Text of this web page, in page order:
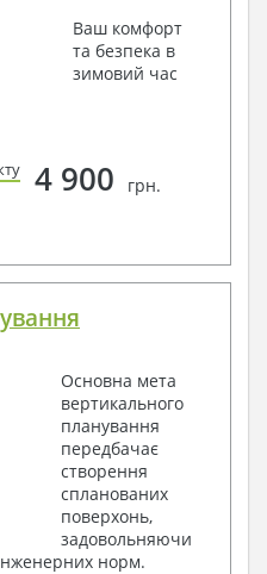
Ваш комфорт
та безпека в
зимовий час
4 900 грн.
Основна мета
вертикального
планування
передбачає
створення
спланованих
поверхонь,
задовольняючи
норм.